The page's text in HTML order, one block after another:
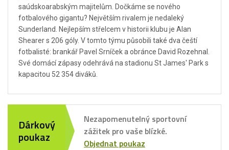
saúdskoarabským majitelům. Dočkáme se nového
fotbalového gigantu? Největším rivalem je nedaleký
Sunderland. Nejlepším střelcem v historii klubu je Alan
Shearer s 206 góly. V tomto týmu působili také dva čeští
fotbalisté: brankář Pavel Srníček a obránce David Rozehnal.
Své domácí zápasy odehrává na stadionu St James' Park s
kapacitou 52 354 diváků.
Dárkový
poukaz
Nezapomenutelný sportovní
zážitek pro vaše blízké.
Objednat poukaz